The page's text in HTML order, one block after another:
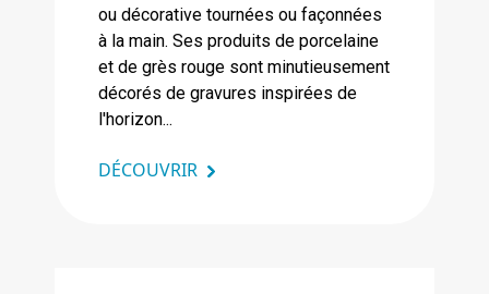
ou décorative tournées ou façonnées
à la main. Ses produits de porcelaine
et de grès rouge sont minutieusement
décorés de gravures inspirées de
l'horizon...
DÉCOUVRIR